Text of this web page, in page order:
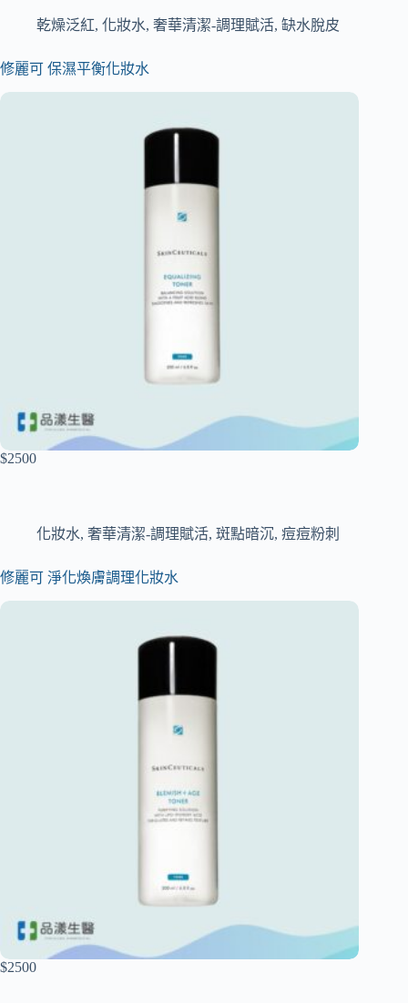
乾燥泛紅, 化妝水, 奢華清潔-調理賦活, 缺水脫皮
修麗可 保濕平衡化妝水
$2500
化妝水, 奢華清潔-調理賦活, 斑點暗沉, 痘痘粉刺
修麗可 淨化煥膚調理化妝水
$2500